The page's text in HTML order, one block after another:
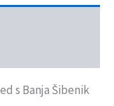
s Banja Šibenik